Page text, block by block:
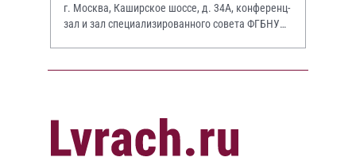
г. Москва, Каширское шоссе, д. 34А, конференц-
зал и зал специализированного совета ФГБНУ